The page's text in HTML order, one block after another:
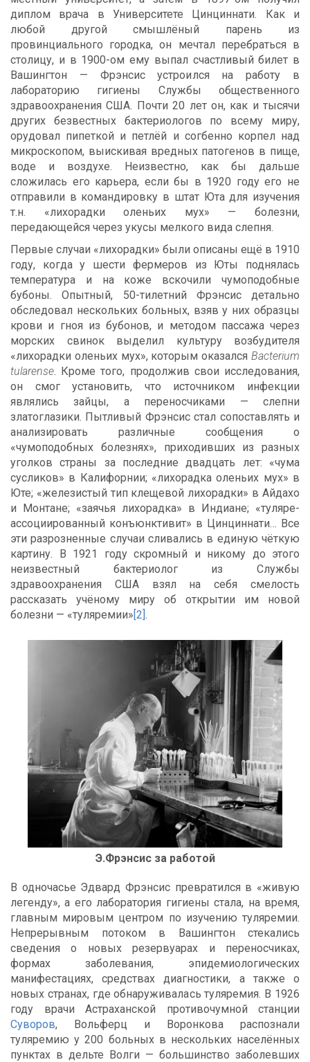
диплом врача в Университете Цинциннати. Как и
любой другой смышлёный парень из
провинциального городка, он мечтал перебраться в
столицу, и в 1900-ом ему выпал счастливый билет в
Вашингтон — Фрэнсис устроился на работу в
лабораторию гигиены Службы общественного
здравоохранения США. Почти 20 лет он, как и тысячи
других безвестных бактериологов по всему миру,
орудовал пипеткой и петлёй и согбенно корпел над
микроскопом, выискивая вредных патогенов в пище,
воде и воздухе. Неизвестно, как бы дальше
сложилась его карьера, если бы в 1920 году его не
отправили в командировку в штат Юта для изучения
т.н. «лихорадки оленьих мух» — болезни,
передающейся через укусы мелкого вида слепня.
Первые случаи «лихорадки» были описаны ещё в 1910
году, когда у шести фермеров из Юты поднялась
температура и на коже вскочили чумоподобные
бубоны. Опытный, 50-тилетний Фрэнсис детально
обследовал нескольких больных, взяв у них образцы
крови и гноя из бубонов, и методом пассажа через
морских свинок выделил культуру возбудителя
«лихорадки оленьих мух», которым оказался Bacterium
tularense. Кроме того, продолжив свои исследования,
он смог установить, что источником инфекции
являлись зайцы, а переносчиками — слепни
златоглазики. Пытливый Фрэнсис стал сопоставлять и
анализировать различные сообщения о
«чумоподобных болезнях», приходивших из разных
уголков страны за последние двадцать лет: «чума
сусликов» в Калифорнии; «лихорадка оленьих мух» в
Юте; «железистый тип клещевой лихорадки» в Айдахо
и Монтане; «заячья лихорадка» в Индиане; «туляре-
ассоциированный конъюнктивит» в Цинциннати… Все
эти разрозненные случаи сливались в единую чёткую
картину. В 1921 году скромный и никому до этого
неизвестный бактериолог из Службы
здравоохранения США взял на себя смелость
рассказать учёному миру об открытии им новой
болезни — «туляремии»[2].
Э.Фрэнсис за работой
В одночасье Эдвард Фрэнсис превратился в «живую
легенду», а его лаборатория гигиены стала, на время,
главным мировым центром по изучению туляремии.
Непрерывным потоком в Вашингтон стекались
сведения о новых резервуарах и переносчиках,
формах заболевания, эпидемиологических
манифестациях, средствах диагностики, а также о
новых странах, где обнаруживалась туляремия. В 1926
году врачи Астраханской противочумной станции
Суворов, Вольферц и Воронкова распознали
туляремию у 200 больных в нескольких населённых
пунктах в дельте Волги — большинство заболевших